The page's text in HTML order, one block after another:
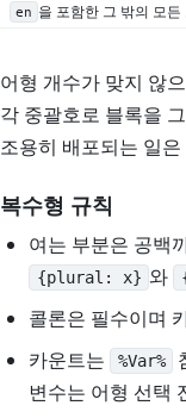
en 을 포함한 그 밖의 모든
어형 개수가 맞지 않
각 중괄호로 블록을
조용히 배포되는 일
복수형 규칙
여는 부분은 공백
{plural: x} 와
콜론은 필수이며
카운트는
%Var%
변수는 어형 선택